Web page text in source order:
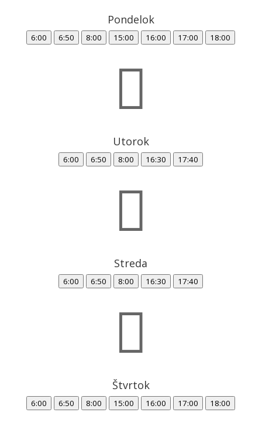
Pondelok
6:00 6:50 8:00 15:00 16:00 17:00 18:00

Utorok
6:00 6:50 8:00 16:30 17:40

Streda
6:00 6:50 8:00 16:30 17:40

Štvrtok
6:00 6:50 8:00 15:00 16:00 17:00 18:00